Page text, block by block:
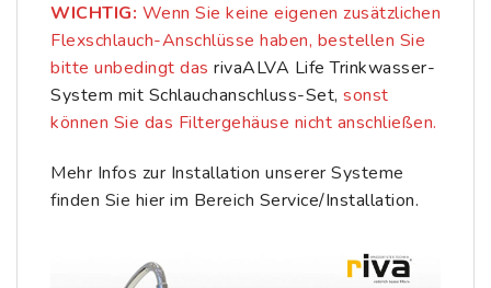
WICHTIG: Wenn Sie keine eigenen zusätzlichen
Flexschlauch-Anschlüsse haben, bestellen Sie
bitte unbedingt das rivaALVA Life Trinkwasser-
System mit Schlauchanschluss-Set, sonst
können Sie das Filtergehäuse nicht anschließen.
Mehr Infos zur Installation unserer Systeme
finden Sie hier im Bereich Service/Installation.